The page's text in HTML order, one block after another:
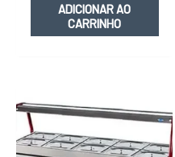
ADICIONAR AO
CARRINHO